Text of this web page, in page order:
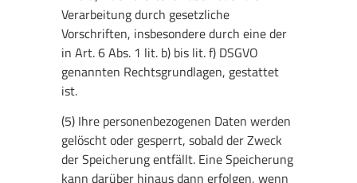
Verarbeitung durch gesetzliche
Vorschriften, insbesondere durch eine der
in Art. 6 Abs. 1 lit. b) bis lit. f) DSGVO
genannten Rechtsgrundlagen, gestattet
ist.
(5) Ihre personenbezogenen Daten werden
gelöscht oder gesperrt, sobald der Zweck
der Speicherung entfällt. Eine Speicherung
kann darüber hinaus dann erfolgen, wenn